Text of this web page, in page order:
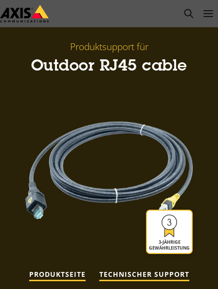
Zum
Hauptinhalt
open
Produktsupport für
Outdoor RJ45 cable
3-JÄHRIGE
GEWÄHRLEISTUNG
PRODUKTSEITE TECHNISCHER SUPPORT